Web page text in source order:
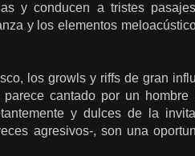
y conducen a tristes
y los elementos
los growls y riffs de gran
cantado por un
y dulces de la
agresivos-, son una